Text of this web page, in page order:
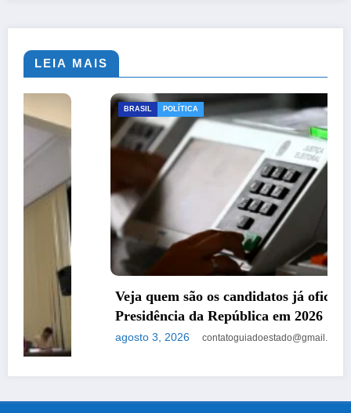
LEIA MAIS
Veja quem são os candidatos já oficializados à
Presidência da República em 2026
agosto 3, 2026 contatoguiadoestado@gmail.com